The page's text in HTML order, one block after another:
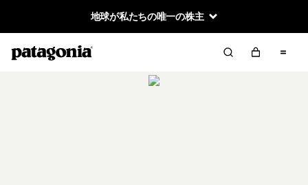
地球が私たちの唯一の株主